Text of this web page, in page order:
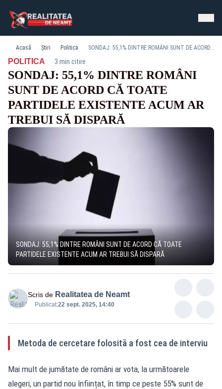
Acasă Știri Politica SONDAJ: 55,1% DINTRE ROMÂNI SUNT DE ACORD CĂ TOATE PARTIDELE EXISTENTE ACUM AR TREBUI SĂ DISPARĂ
POLITICA· 3 min citire
SONDAJ: 55,1% DINTRE ROMÂNI
SUNT DE ACORD CĂ TOATE
PARTIDELE EXISTENTE ACUM AR
TREBUI SĂ DISPARĂ
SONDAJ: 55,1% DINTRE ROMÂNI SUNT DE ACORD CĂ TOATE
PARTIDELE EXISTENTE ACUM AR TREBUI SĂ DISPARĂ
Scris de Realitatea de Neamt
Publicat:22 sept. 2025, 14:40
Metoda de cercetare folosită a fost cea de interviu
Mai mult de jumătate de români ar vota, la următoarele
alegeri, un partid nou înființat, în timp ce peste 55% sunt de